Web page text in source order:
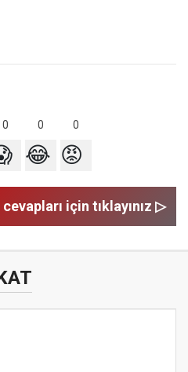
0 0 0
😂 😡
için tıklayınız ▷